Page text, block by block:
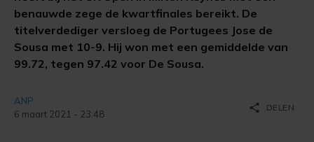
benauwde zege de kwartfinales bereikt. De
titelverdediger versloeg de Portugees Jose de
Sousa met 10-9. Hij won met een gemiddelde van
99.72, tegen 97.42 voor De Sousa.
ANP
6 maart 2021 - 23:48
share DELEN